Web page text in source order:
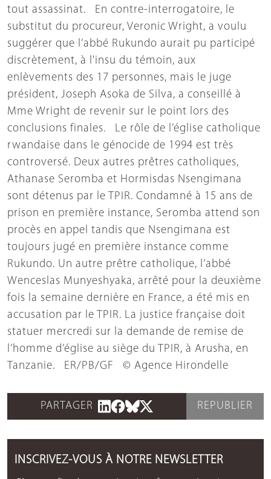
tout assassinat. En contre-interrogatoire, le
substitut du procureur, Veronic Wright, a voulu
suggérer que l’abbé Rukundo aurait pu participé
discrètement, à l'insu du témoin, aux
enlèvements des 17 personnes, mais le juge
président, Joseph Asoka de Silva, a conseillé à
Mme Wright de revenir sur le point lors des
conclusions finales. Le rôle de l’église catholique
rwandaise dans le génocide de 1994 est très
controversé. Deux autres prêtres catholiques,
Athanase Seromba et Hormisdas Nsengimana
sont détenus par le TPIR. Condamné à 15 ans de
prison en première instance, Seromba attend son
procès en appel tandis que Nsengimana est
toujours jugé en première instance comme
Rukundo. Un autre prêtre catholique, l’abbé
Wenceslas Munyeshyaka, arrêté pour la deuxième
fois la semaine dernière en France, a été mis en
accusation par le TPIR. La justice française doit
statuer mercredi sur la demande de remise de
l’homme d’église au siège du TPIR, à Arusha, en
Tanzanie. ER/PB/GF © Agence Hirondelle
PARTAGER REPUBLIER
INSCRIVEZ-VOUS À NOTRE NEWSLETTER